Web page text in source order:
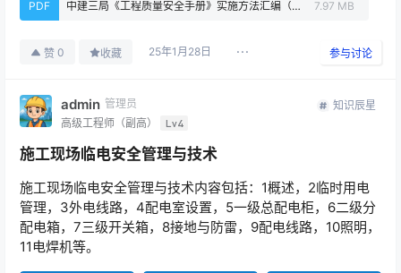
PDF 中建三局《工程质量安全手册》实施方法汇编（PPT、PDF）.pdf 7.97 MB
赞 0 收藏 25年1月28日 参与讨论
admin 管理员
高级工程师（副高）
Lv4
知识辰星
施工现场临电安全管理与技术
施工现场临电安全管理与技术内容包括：1概述，2临时用电
管理，3外电线路，4配电室设置，5一级总配电柜，6二级分
配电箱，7三级开关箱，8接地与防雷，9配电线路，10照明，
11电焊机等。